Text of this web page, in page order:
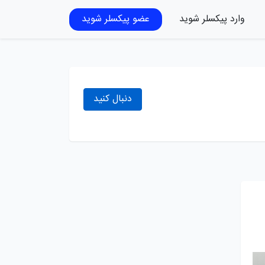
وارد پیکسلر شوید عضو پیکسلر شوید
دنبال کنید